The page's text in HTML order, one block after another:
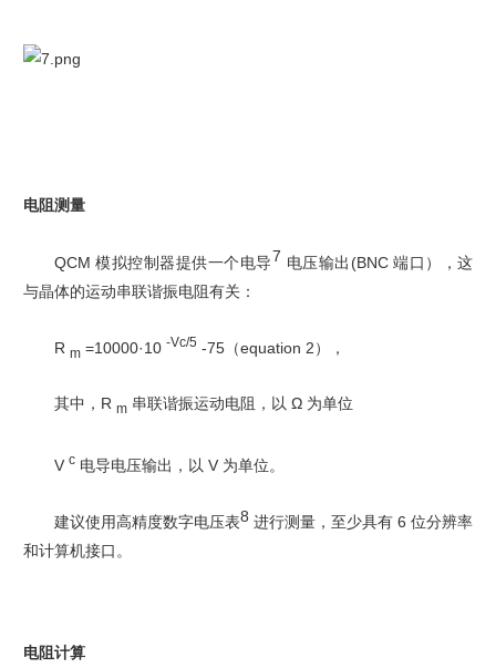
电阻测量
QCM 模拟控制器提供一个电导7 电压输出(BNC 端口），这
与晶体的运动串联谐振电阻有关：
R m =10000·10 -Vc/5 -75（equation 2），
其中，R m串联谐振运动电阻，以 Ω 为单位
V c电导电压输出，以 V 为单位。
建议使用高精度数字电压表8 进行测量，至少具有 6 位分辨率
和计算机接口。
电阻计算